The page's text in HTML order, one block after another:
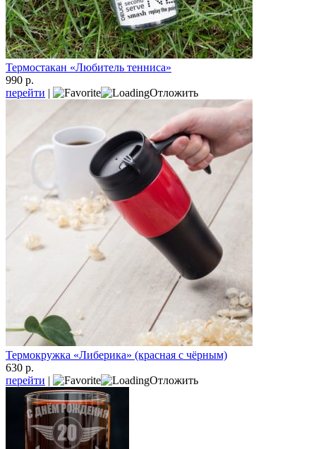
Термостакан «Любитель тенниса»
990 р.
перейти | Отложить
Термокружка «Либерика» (красная с чёрным)
630 р.
перейти | Отложить